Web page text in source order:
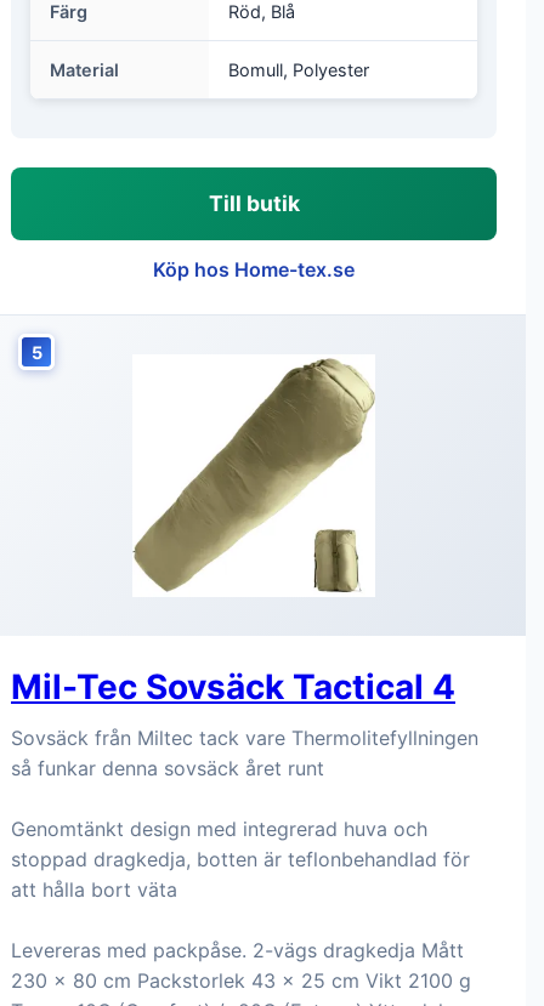
Färg Röd, Blå
Material Bomull, Polyester
Till butik
Köp hos Home-tex.se
5
Mil-Tec Sovsäck Tactical 4
Sovsäck från Miltec tack vare Thermolitefyllningen
så funkar denna sovsäck året runt
Genomtänkt design med integrerad huva och
stoppad dragkedja, botten är teflonbehandlad för
att hålla bort väta
Levereras med packpåse. 2-vägs dragkedja Mått
230 × 80 cm Packstorlek 43 × 25 cm Vikt 2100 g